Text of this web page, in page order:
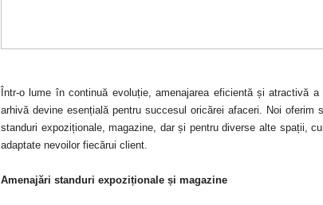
Într-o lume în continuă evoluție, amenajarea eficientă și atractivă
arhivă devine esențială pentru succesul oricărei afaceri. Noi oferim
standuri expoziționale, magazine, dar și pentru diverse alte spații,
adaptate nevoilor fiecărui client.
Amenajări standuri expoziționale și magazine